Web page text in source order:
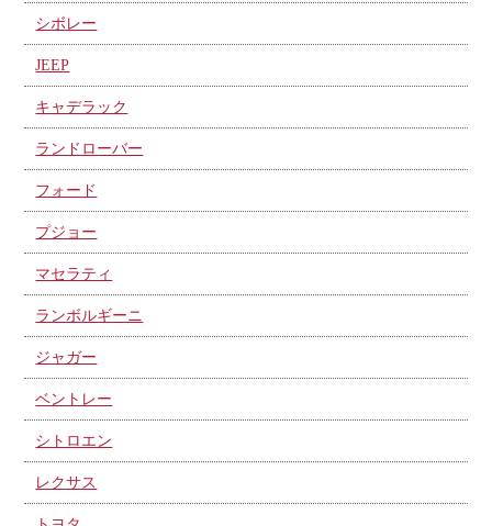
シボレー
JEEP
キャデラック
ランドローバー
フォード
プジョー
マセラティ
ランボルギーニ
ジャガー
ベントレー
シトロエン
レクサス